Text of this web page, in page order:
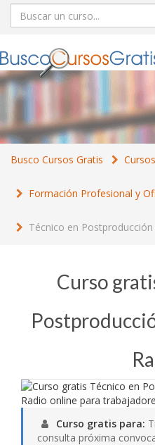
Busco Cursos Gratis
Formación Profesional y
Técnico en
Curso
Curso gratis para:
consulta próxima